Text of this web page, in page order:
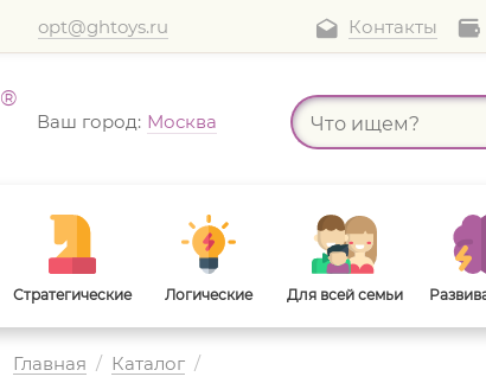
opt@ghtoys.ru Контакты
®
Ваш город: Москва
Стратегические Логические Для всей семьи
Главная / Каталог /